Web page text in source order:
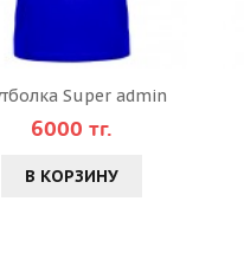
Super admin
6000 тг.
В КОРЗИНУ